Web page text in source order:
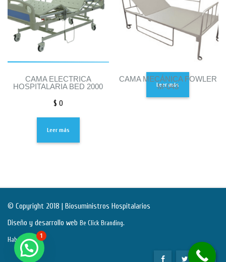
CAMA ELECTRICA
HOSPITALARIA BED 2000
$ 0
Leer más
CAMA MECÁNICA FOWLER
M-043
Leer más
© Copyright 2018 | Biosuministros Hospitalarios
Diseño y desarrollo web Be Click Branding.
Habeas Data
1